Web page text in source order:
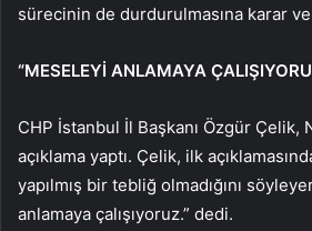
sürecinin de durdurulmasına karar
“MESELEYİ ANLAMAYA
CHP İstanbul İl Başkanı Özgür Çelik,
açıklama yaptı. Çelik, ilk
yapılmış bir tebliğ olmadığını
anlamaya çalışıyoruz.” dedi.